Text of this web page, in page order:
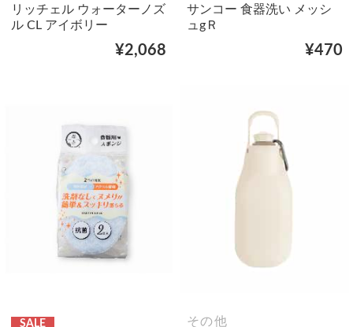
リッチェル ウォーターノズ
ル CL アイボリー
¥2,068
サンコー 食器洗い メッシ
ュgＲ
¥470
SALE
その他